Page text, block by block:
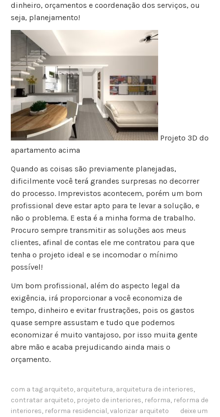
dinheiro, orçamentos e coordenação dos serviços, ou
seja, planejamento!
Projeto 3D do
apartamento acima
Quando as coisas são previamente planejadas,
dificilmente você terá grandes surpresas no decorrer
do processo. Imprevistos acontecem, porém um bom
profissional deve estar apto para te levar a solução, e
não o problema. E esta é a minha forma de trabalho.
Procuro sempre transmitir as soluções aos meus
clientes, afinal de contas ele me contratou para que
tenha o projeto ideal e se incomodar o mínimo
possível!
Um bom profissional, além do aspecto legal da
exigência, irá proporcionar a você economiza de
tempo, dinheiro e evitar frustrações, pois os gastos
quase sempre assustam e tudo que podemos
economizar é muito vantajoso, por isso muita gente
abre mão e acaba prejudicando ainda mais o
orçamento.
com a tag arquiteto, arquitetura, arquitetura de interiores,
contratar arquiteto, projeto de interiores, reforma, reforma de
interiores, reforma residencial,valorizar arquiteto
deixe um